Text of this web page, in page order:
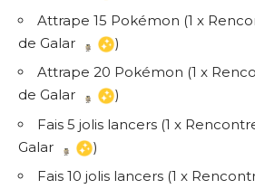
Attrape 15 Pokémon (1 x
de Galar
)
Attrape 20 Pokémon (1 x
de Galar
)
Fais 5 jolis lancers (1 x
Galar
)
Fais 10 jolis lancers (1 x